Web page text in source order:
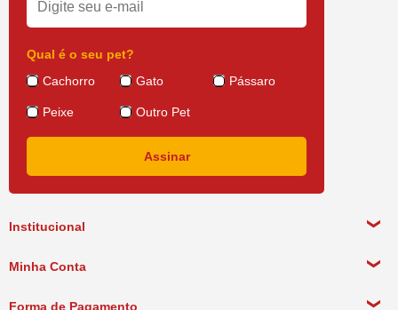
Institucional
Minha Conta
Forma de Pagamento
Qual é o seu pet?
Cachorro
Gato Pássaro
Peixe Outro Pet